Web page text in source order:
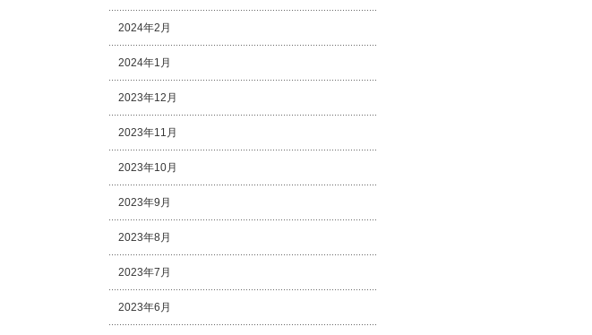
2024年2月
2024年1月
2023年12月
2023年11月
2023年10月
2023年9月
2023年8月
2023年7月
2023年6月